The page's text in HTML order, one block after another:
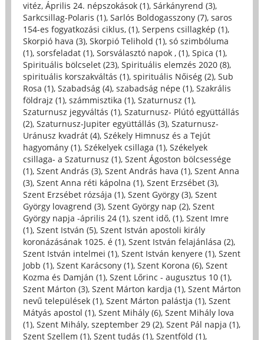
vitéz, Április 24. népszokások (1), Sárkányrend (3),
Sarkcsillag-Polaris (1), Sarlós Boldogasszony (7), saros
154-es fogyatkozási ciklus, (1), Serpens csillagkép (1),
Skorpió hava (3), Skorpió Telihold (1), só szimbóluma
(1), sorsfeladat (1), Sorsválasztó napok , (1), Spica (1),
Spirituális bölcselet (23), Spirituális elemzés 2020 (8),
spirituális korszakváltás (1), spirituális Nőiség (2), Sub
Rosa (1), Szabadság (4), szabadság népe (1), Szakrális
földrajz (1), számmisztika (1), Szaturnusz (1),
Szaturnusz jegyváltás (1), Szaturnusz- Plútó együttállás
(2), Szaturnusz-Jupiter együttállás (3), Szaturnusz-
Uránusz kvadrát (4), Székely Himnusz és a Tejút
hagyomány (1), Székelyek csillaga (1), Székelyek
csillaga- a Szaturnusz (1), Szent Ágoston bölcsessége
(1), Szent András (3), Szent András hava (1), Szent Anna
(3), Szent Anna réti kápolna (1), Szent Erzsébet (3),
Szent Erzsébet rózsája (1), Szent György (3), Szent
György lovagrend (3), Szent György nap (2), Szent
György napja -április 24 (1), szent idő, (1), Szent Imre
(1), Szent István (5), Szent István apostoli király
koronázásának 1025. é (1), Szent István felajánlása (2),
Szent István intelmei (1), Szent István kenyere (1), Szent
Jobb (1), Szent Karácsony (1), Szent Korona (6), Szent
Kozma és Damján (1), Szent Lőrinc - augusztus 10 (1),
Szent Márton (3), Szent Márton kardja (1), Szent Márton
nevű települések (1), Szent Márton palástja (1), Szent
Mátyás apostol (1), Szent Mihály (6), Szent Mihály lova
(1), Szent Mihály, szeptember 29 (2), Szent Pál napja (1),
Szent Szellem (1), Szent tudás (1), Szentföld (1),